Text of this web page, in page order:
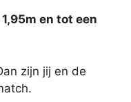
1,95m en tot een
zijn jij en de